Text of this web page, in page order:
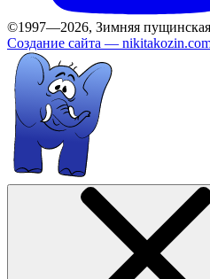
©1997—2026, Зимняя
Создание сайта —